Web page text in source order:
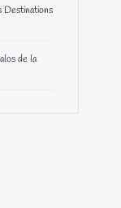
Destinations
de la